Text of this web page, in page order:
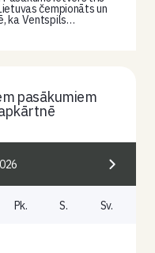
čempionāts un
ka Ventspils…
pasākumiem
Pk. S. Sv.